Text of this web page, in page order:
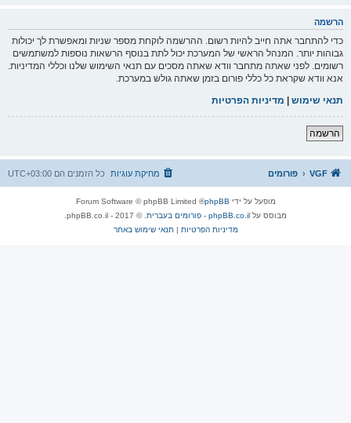
הרשמה
כדי להתחבר אתה חייב להיות רשום. ההרשמה לוקחת מספר שניות ומאפשרת לך יכולות
גבוהות יותר. המנהל הראשי של המערכת יכול לתת בנוסף הרשאות נוספות למשתמשים
רשומים. לפני שאתה מתחבר וודא שאתה מסכים עם תנאי השימוש שלנו וכללי המדיניות.
אנא וודא שקראת כל כללי פורום בזמן שאתה גולש במערכת.
תנאי שימוש | מדיניות הפרטיות
הרשמה
VGF פורומים כל הזמנים הם UTC+03:00 מחיקת עוגיות
מופעל על ידי phpBB
® Forum Software © phpBB Limited
מבוסס על phpBB.co.il - פורומים בעברית
. © 2017 - phpBB.co.il.
מדיניות הפרטיות |תנאי שימוש באתר